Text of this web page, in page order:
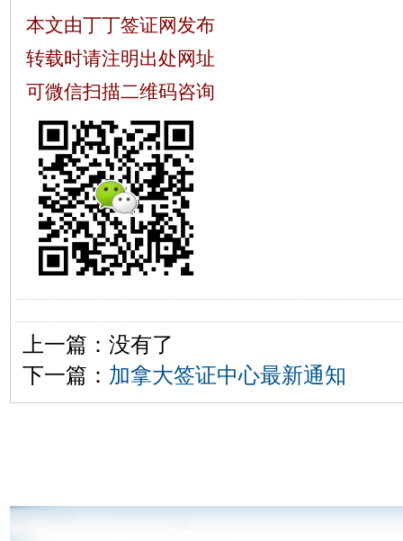
本文由丁丁签证网发布
转载时请注明出处网址
可微信扫描二维码咨询
上一篇：没有了
下一篇： 加拿大签证中心最新通知